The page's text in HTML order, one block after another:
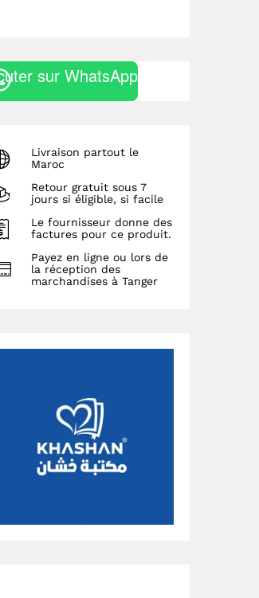
sur WhatsApp
Livraison partout le
Maroc
Retour gratuit sous 7
jours si éligible, si facile
Le fournisseur donne des
factures pour ce produit.
Payez en ligne ou lors de
la réception des
marchandises à Tanger